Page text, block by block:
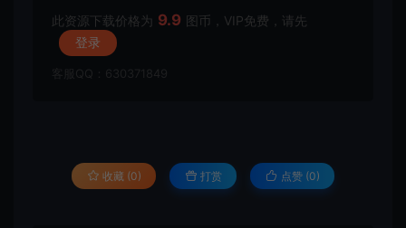
此资源下载价格为 9.9 图币，VIP免费，请先
登录
客服QQ：630371849
收藏 (0) 打赏 点赞 (0)